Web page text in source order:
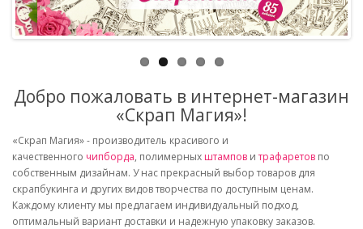
Добро пожаловать в интернет-магазин
«Скрап Магия»!
«Скрап Магия» - производитель красивого и
качественного чипборда, полимерных штампов итрафаретов по
собственным дизайнам. У нас прекрасный выбор товаров для
скрапбукинга и других видов творчества по доступным ценам.
Каждому клиенту мы предлагаем индивидуальный подход,
оптимальный вариант доставки и надежную упаковку заказов.